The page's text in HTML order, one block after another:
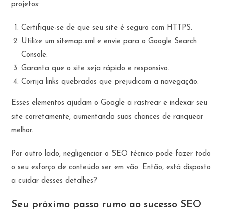
projetos:
Certifique-se de que seu site é seguro com HTTPS.
Utilize um sitemap.xml e envie para o Google Search
Console.
Garanta que o site seja rápido e responsivo.
Corrija links quebrados que prejudicam a navegação.
Esses elementos ajudam o Google a rastrear e indexar seu
site corretamente, aumentando suas chances de ranquear
melhor.
Por outro lado, negligenciar o SEO técnico pode fazer todo
o seu esforço de conteúdo ser em vão. Então, está disposto
a cuidar desses detalhes?
Seu próximo passo rumo ao sucesso SEO